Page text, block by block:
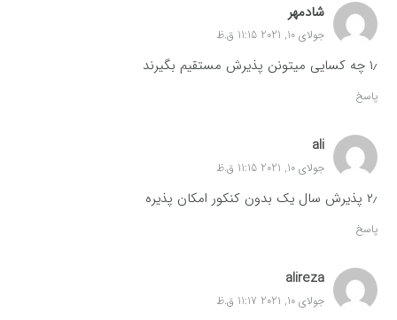
شادمهر
جولای 10, 2021 11:15 ق.ظ
۱٫ چه کسایی میتونن پذیرش مستقیم بگیرند
پاسخ
ali
جولای 10, 2021 11:15 ق.ظ
۲٫ پذیرش سال یک بدون کنکور امکان پذیره
پاسخ
alireza
جولای 10, 2021 11:17 ق.ظ